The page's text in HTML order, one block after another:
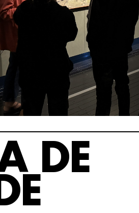
DE